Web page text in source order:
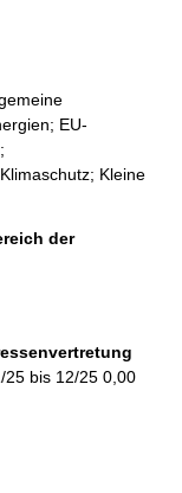
EU-
Kleine
der
25 bis 12/25 0,00